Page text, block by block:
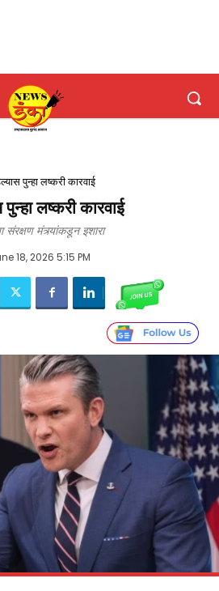
पुन्हा लष्करी कारवाई
लष्करी कारवाई
संरक्षण मंत्र्यांकडून इशारा
18, 2026 5:15 PM